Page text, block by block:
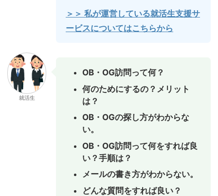
＞＞ 私が運営している就活生支援サ
ービスについてはこちらから
就活生
OB・OG訪問って何？
何のためにするの？メリット
は？
OB・OGの探し方がわからな
い。
OB・OG訪問って何をすれば良
い？手順は？
メールの書き方がわからない。
どんな質問をすれば良い？